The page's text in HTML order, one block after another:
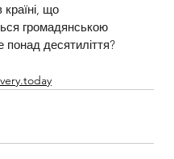
країні, що
громадянською
понад десятиліття?